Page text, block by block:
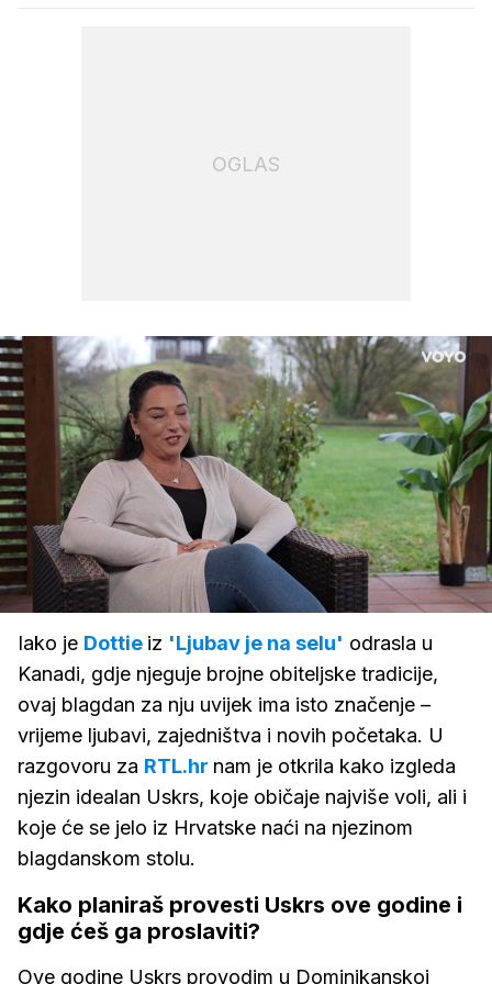
OGLAS
Upali
zvuk
Loaded:
13.29%
Iako je Dottie iz 'Ljubav je na selu' odrasla u
Kanadi, gdje njeguje brojne obiteljske tradicije,
ovaj blagdan za nju uvijek ima isto značenje –
vrijeme ljubavi, zajedništva i novih početaka. U
razgovoru za RTL.hr nam je otkrila kako izgleda
njezin idealan Uskrs, koje običaje najviše voli, ali i
koje će se jelo iz Hrvatske naći na njezinom
blagdanskom stolu.
Kako planiraš provesti Uskrs ove godine i
gdje ćeš ga proslaviti?
Ove godine Uskrs provodim u Dominikanskoj